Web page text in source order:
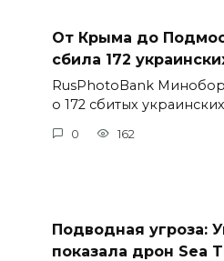
От Крыма до
сбила 172
RusPhotoBank
о 172 сбитых украинских
0 162
Подводная угроза:
показала дрон Sea